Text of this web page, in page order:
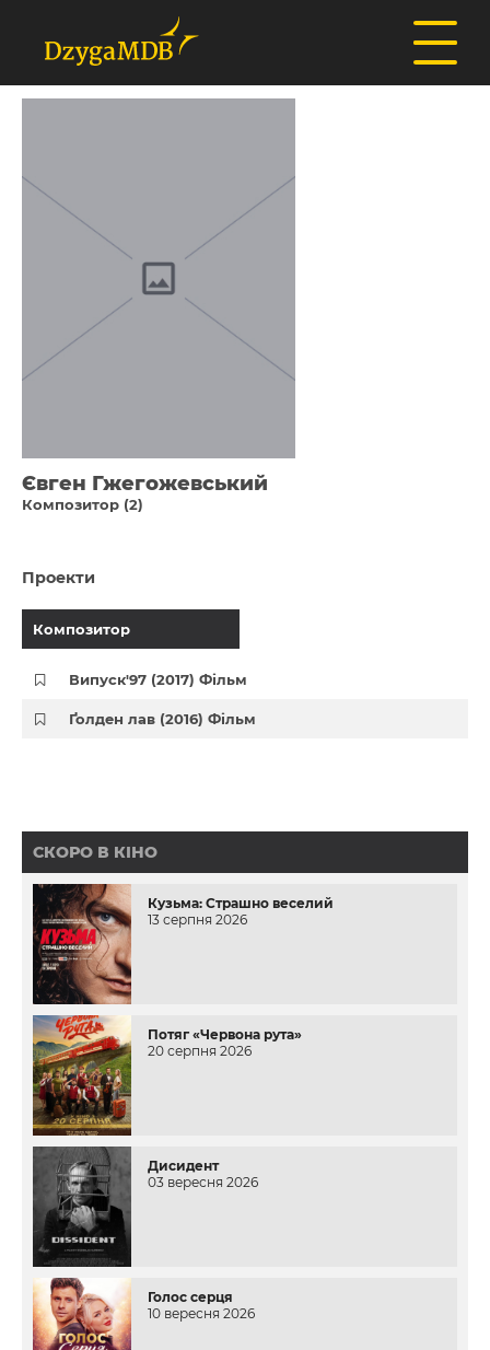
Євген Гжегожевський
Композитор (2)
Проекти
Композитор
Випуск'97 (2017) Фільм
Ґолден лав (2016) Фільм
СКОРО В КІНО
Кузьма: Страшно веселий
13 серпня 2026
Потяг «Червона рута»
20 серпня 2026
Дисидент
03 вересня 2026
Голос серця
10 вересня 2026